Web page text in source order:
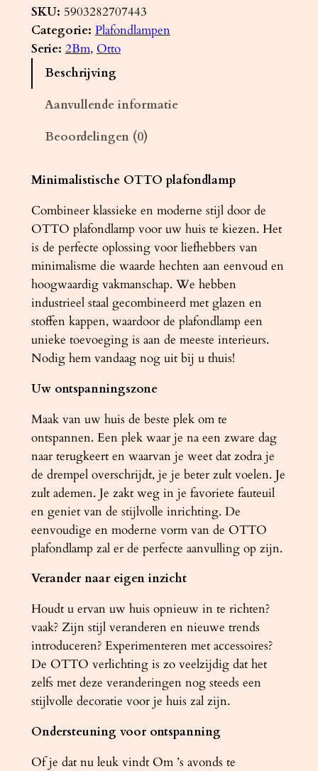
o
o
n
r
T
T
O
5
0
w
i
t
a
n
t
a
l
SKU: 5903282707443
Categorie: Plafondlampen
Serie: 2Bm, Otto
Beschrijving
Aanvullende informatie
Beoordelingen (0)
Minimalistische OTTO plafondlamp
Combineer klassieke en moderne stijl door de
OTTO plafondlamp voor uw huis te kiezen. Het
is de perfecte oplossing voor liefhebbers van
minimalisme die waarde hechten aan eenvoud en
hoogwaardig vakmanschap. We hebben
industrieel staal gecombineerd met glazen en
stoffen kappen, waardoor de plafondlamp een
unieke toevoeging is aan de meeste interieurs.
Nodig hem vandaag nog uit bij u thuis!
Uw ontspanningszone
Maak van uw huis de beste plek om te
ontspannen. Een plek waar je na een zware dag
naar terugkeert en waarvan je weet dat zodra je
de drempel overschrijdt, je je beter zult voelen. Je
zult ademen. Je zakt weg in je favoriete fauteuil
en geniet van de stijlvolle inrichting. De
eenvoudige en moderne vorm van de OTTO
plafondlamp zal er de perfecte aanvulling op zijn.
Verander naar eigen inzicht
Houdt u ervan uw huis opnieuw in te richten?
vaak? Zijn stijl veranderen en nieuwe trends
introduceren? Experimenteren met accessoires?
De OTTO verlichting is zo veelzijdig dat het
zelfs met deze veranderingen nog steeds een
stijlvolle decoratie voor je huis zal zijn.
Ondersteuning voor ontspanning
Of je dat nu leuk vindt Om ’s avonds te